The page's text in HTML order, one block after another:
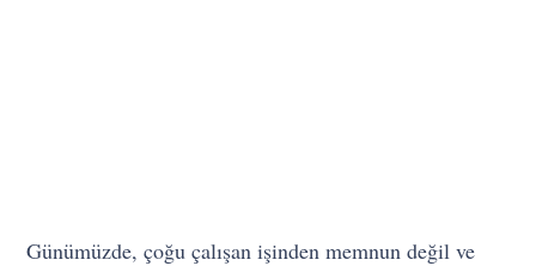
Günümüzde, çoğu çalışan işinden memnun değil ve